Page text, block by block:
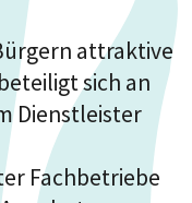
attraktive
sich an
Dienstleister
Fachbetriebe